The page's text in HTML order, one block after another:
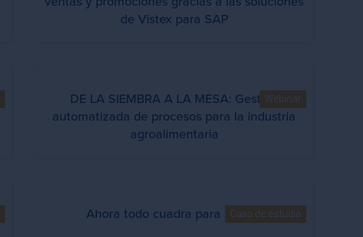
de Vistex para SAP
Webinar
DE LA SIEMBRA A LA MESA: Gestión
automatizada de procesos para la industria
agroalimentaria
Caso de estudio
Ahora todo cuadra para Damm